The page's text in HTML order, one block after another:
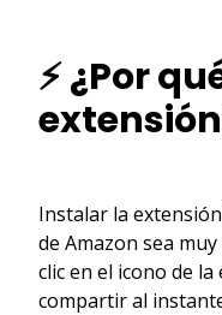
⚡ ¿Por
Instalar la
de Amazon sea
clic en el icono de
compartir al